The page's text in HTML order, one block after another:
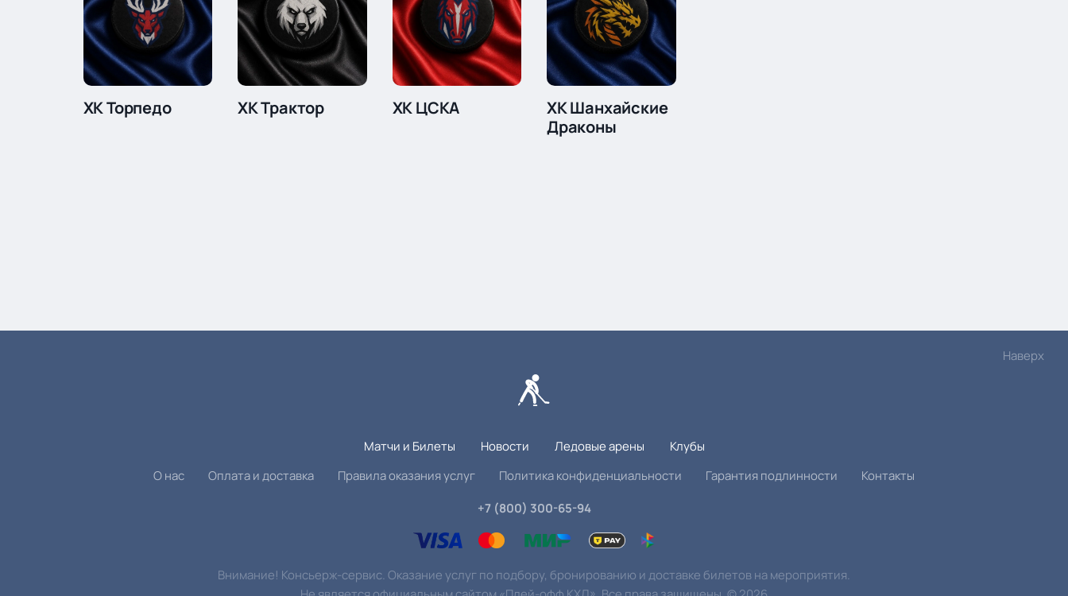
ХК Торпедо ХК Трактор ХК ЦСКА
ХК Шанхайские
Драконы
Наверх
Матчи и Билеты Новости Ледовые арены
Клубы
О нас
Оплата и доставка Правила оказания услуг Политика конфиденциальности Гарантия подлинности
Контакты
+7 (800) 300-65-94
Внимание! Консьерж-сервис. Оказание услуг по подбору, бронированию и доставке билетов на мероприятия.